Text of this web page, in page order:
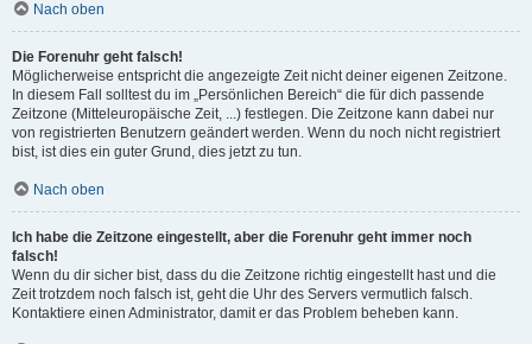
Nach oben
Die Forenuhr geht falsch!
Möglicherweise entspricht die angezeigte Zeit nicht deiner eigenen Zeitzone.
In diesem Fall solltest du im „Persönlichen Bereich“ die für dich passende
Zeitzone (Mitteleuropäische Zeit, ...) festlegen. Die Zeitzone kann dabei nur
von registrierten Benutzern geändert werden. Wenn du noch nicht registriert
bist, ist dies ein guter Grund, dies jetzt zu tun.
Nach oben
Ich habe die Zeitzone eingestellt, aber die Forenuhr geht immer noch
falsch!
Wenn du dir sicher bist, dass du die Zeitzone richtig eingestellt hast und die
Zeit trotzdem noch falsch ist, geht die Uhr des Servers vermutlich falsch.
Kontaktiere einen Administrator, damit er das Problem beheben kann.